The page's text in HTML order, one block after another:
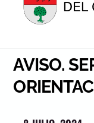
AVISO.